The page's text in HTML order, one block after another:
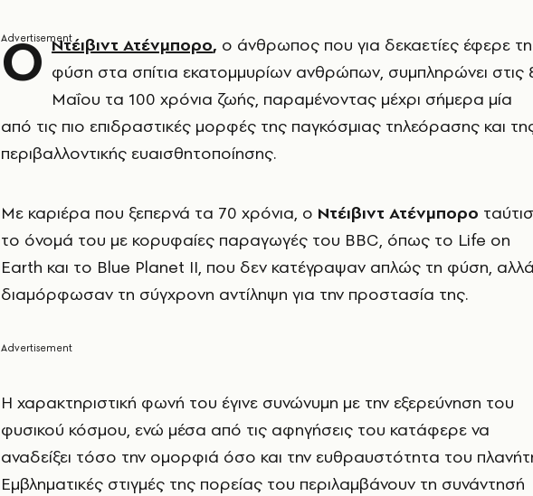
Ο Ντέιβιντ Ατένμπορο, ο άνθρωπος που για δεκαετίες έφερε τη
φύση στα σπίτια εκατομμυρίων ανθρώπων, συμπληρώνει στις
Μαΐου τα 100 χρόνια ζωής, παραμένοντας μέχρι σήμερα μία
από τις πιο επιδραστικές μορφές της παγκόσμιας τηλεόρασης και
περιβαλλοντικής ευαισθητοποίησης.
Με καριέρα που ξεπερνά τα 70 χρόνια, ο Ντέιβιντ Ατένμπορο
το όνομά του με κορυφαίες παραγωγές του BBC, όπως το Life on
Earth και το Blue Planet II, που δεν κατέγραψαν απλώς τη φύση,
διαμόρφωσαν τη σύγχρονη αντίληψη για την προστασία της.
Η χαρακτηριστική φωνή του έγινε συνώνυμη με την εξερεύνηση του
φυσικού κόσμου, ενώ μέσα από τις αφηγήσεις του κατάφερε να
αναδείξει τόσο την ομορφιά όσο και την ευθραυστότητα του
Εμβληματικές στιγμές της πορείας του περιλαμβάνουν τη συνάντησή